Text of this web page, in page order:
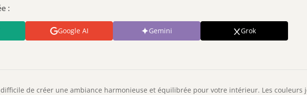
:
Google AI Gemini Grok
de créer une ambiance harmonieuse et équilibrée pour votre intérieur. Les couleurs